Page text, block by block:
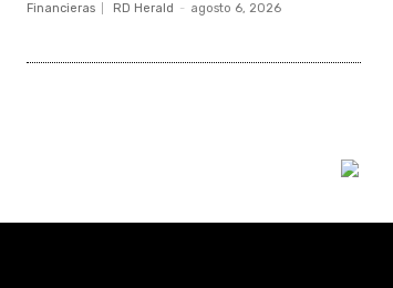
Financieras RD Herald - agosto 6, 2026